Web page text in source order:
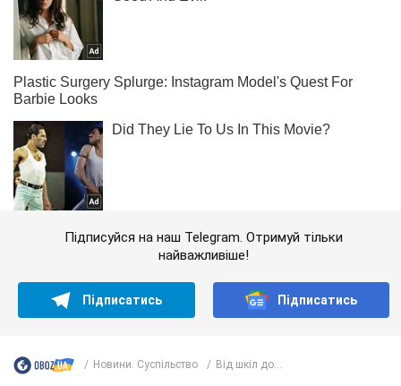
Підписуйся на наш Telegram. Отримуй тільки
найважливіше!
Підписатись Підписатись
Новини. Суспільство Від шкіл до...